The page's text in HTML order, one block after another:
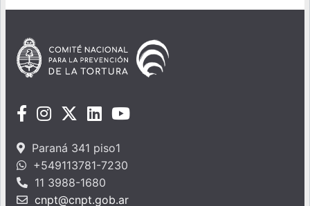
Paraná 341 piso1
+549113781-7230
11 3988-1680
cnpt@cnpt.gob.ar